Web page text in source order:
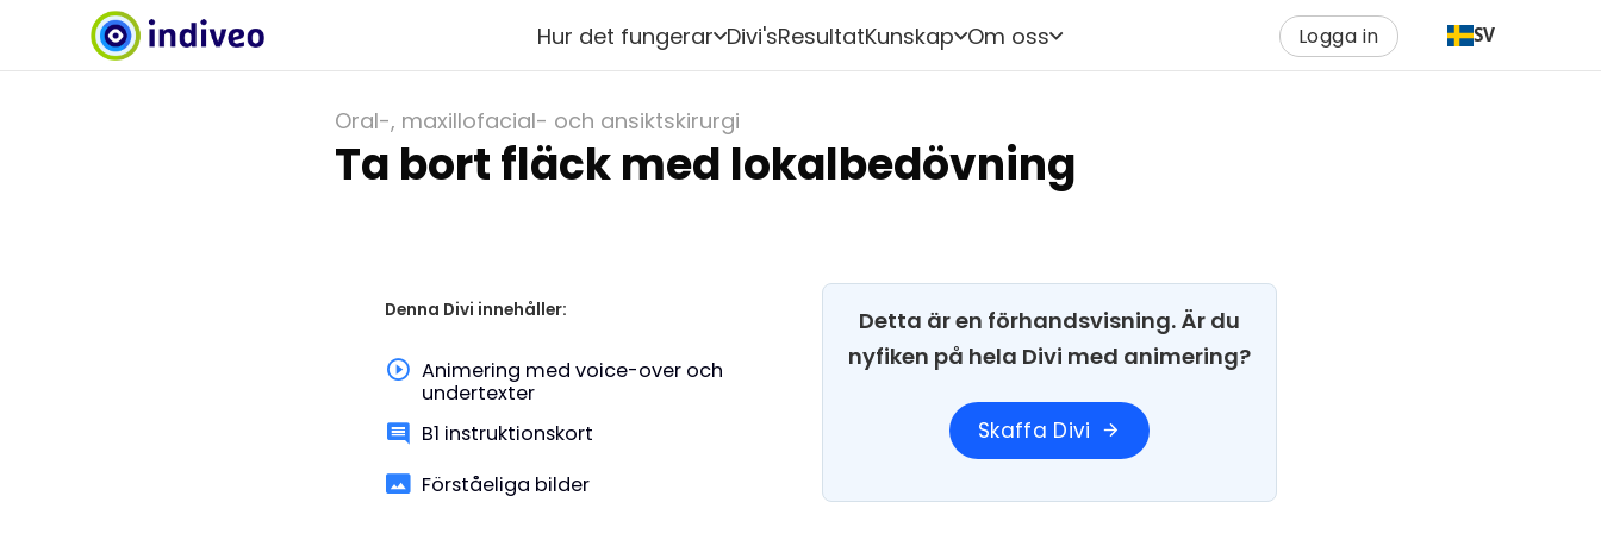
Hur det fungerar Divi'sResultatKunskap Om oss Logga in SV
Oral-, maxillofacial- och ansiktskirurgi
Ta bort fläck med lokalbedövning
Denna Divi innehåller:
Animering med voice-over och
undertexter
B1 instruktionskort
Förståeliga bilder
Detta är en förhandsvisning. Är du
nyfiken på hela Divi med animering?
Skaffa Divi arrow_forward